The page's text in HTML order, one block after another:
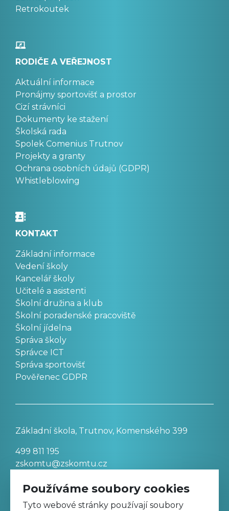
Retrokoutek
RODIČE A VEŘEJNOST
Aktuální informace
Pronájmy sportovišť a prostor
Cizí strávníci
Dokumenty ke stažení
Školská rada
Spolek Comenius Trutnov
Projekty a granty
Ochrana osobních údajů (GDPR)
Whistleblowing
KONTAKT
Základní informace
Vedení školy
Kancelář školy
Učitelé a asistenti
Školní družina a klub
Školní poradenské pracoviště
Školní jídelna
Správa školy
Správce ICT
Správa sportovišť
Pověřenec GDPR
Základní škola, Trutnov, Komenského 399
499 811 195
zskomtu@zskomtu.cz
Prohlášení o přístupnosti stránek
Používáme soubory cookies
Tyto webové stránky používají soubory